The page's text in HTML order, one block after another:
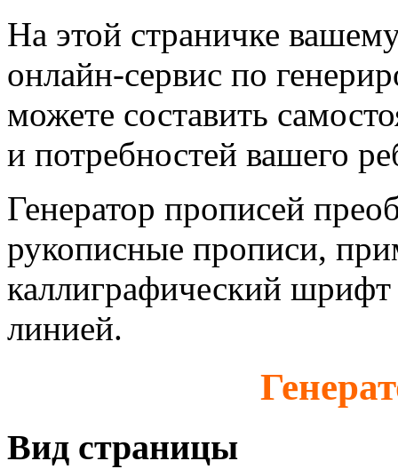
На этой страничке
онлайн-сервис по
можете составить
и потребностей вашего
Генератор прописей
рукописные прописи,
каллиграфический
линией.
Вид страницы